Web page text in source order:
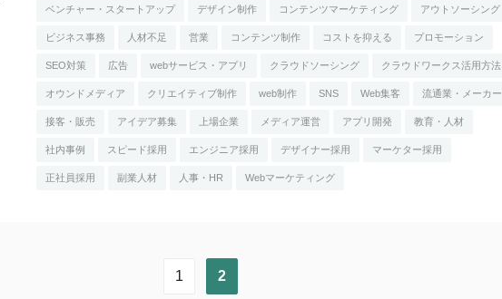
ベンチャー・スタートアップ デザイン制作 コンテンツマーケティング アウトソーシング
ビジネス事務 人材不足 営業 コンテンツ制作 コストを抑える プロモーション
SEO対策 広告 webサービス・アプリ クラウドソーシング クラウドワークス活用方法
オウンドメディア クリエイティブ制作 web制作 SNS Web集客 流通業・メーカー
接客・販売 アイデア募集 上場企業 メディア運営 アプリ開発 教育・人材
社内事例 スピード採用 エンジニア採用 デザイナー採用 マーケター採用
正社員採用 副業人材 人事・HR Webマーケティング
1 2